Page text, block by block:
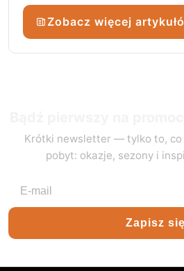
Zobacz więcej
Krótki newsletter — tylko to, co
pobyt: okazje, sezony i
Adres e-mail
Zapisz się